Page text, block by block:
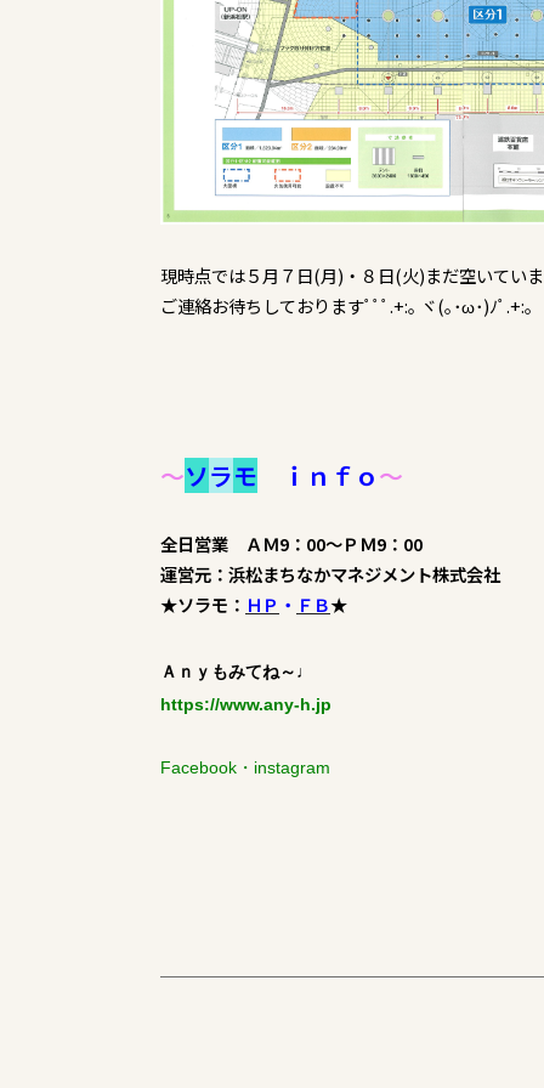
現時点では５月７日(月)・８日(火)まだ空いてい
ご連絡お待ちしておりますﾟﾟﾟ.+:｡ ヾ(｡･ω･)ﾉﾟ.+:｡
～ソラモ ｉｎｆｏ～
全日営業 ＡＭ9：00～ＰＭ9：00
運営元：浜松まちなかマネジメント株式会社
★ソラモ： ＨＰ ・ ＦＢ★
Ａｎｙもみてね～♩
https://www.any-h.jp
Facebook ・ instagram